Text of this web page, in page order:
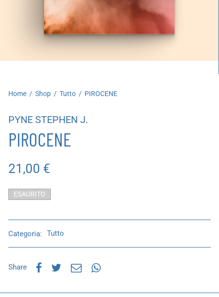
Home / Shop / Tutto / PIROCENE
PYNE STEPHEN J.
PIROCENE
21,00 €
ESAURITO
Categoria: Tutto
Share